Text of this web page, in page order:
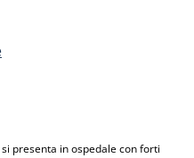
presenta in ospedale con forti